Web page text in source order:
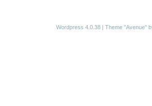
Wordpress 4.0.38 | Theme "Avenue"